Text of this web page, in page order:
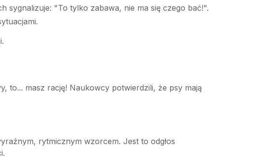
sygnalizuje: "To tylko zabawa, nie ma się czego bać!".
to... masz rację! Naukowcy potwierdzili, że psy mają
rytmicznym wzorcem. Jest to odgłos